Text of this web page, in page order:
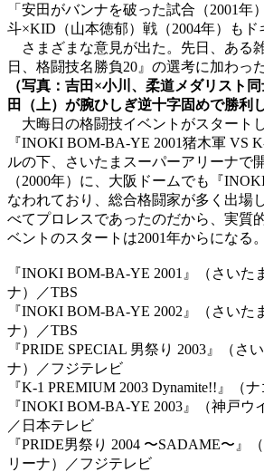
「安田がバンナを破った試合（2001年
斗×KID（山本徳郁）戦（2004年）もド
さまざまな意見が出た。先日、ある
日、格闘技名勝負20』の選考に加わっ
（写真：吉田×小川、柔道メダリスト
田（上）が腕ひしぎ逆十字固めで勝利し
大晦日の格闘技イベントがスタートし
『INOKI BOM-BA-YE 2001猪木軍 VS
ルの下、さいたまスーパーアリーナで
（2000年）に、大阪ドームでも『
なわれており、総合格闘家が多く出場
べてプロレスであったのだから、実質
ベントのスタートは2001年からになる。
『INOKI BOM-BA-YE 2001』（さいた
ナ）／TBS
『INOKI BOM-BA-YE 2002』（さいた
ナ）／TBS
『PRIDE SPECIAL 男祭り 2003』（さ
ナ）／フジテレビ
『K-1 PREMIUM 2003 Dynamite!!』（
『INOKI BOM-BA-YE 2003』（神戸ウ
／日本テレビ
『PRIDE男祭り 2004 〜SADAME〜』
リーナ）／フジテレビ